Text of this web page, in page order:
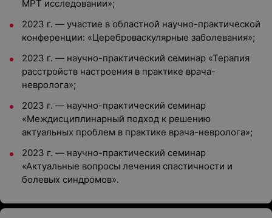
МРТ исследовании»;
2023 г. — участие в областной научно-практической
конференции: «Цереброваскулярные заболевания»;
2023 г. — научно-практический семинар «Терапия
расстройств настроения в практике врача-
невролога»;
2023 г. — научно-практический семинар
«Междисциплинарный подход к решению
актуальных проблем в практике врача-невролога»;
2023 г. — научно-практический семинар
«Актуальные вопросы лечения спастичности и
болевых синдромов».